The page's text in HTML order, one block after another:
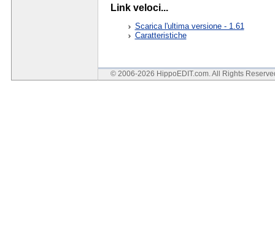
Link veloci...
Scarica l'ultima versione - 1.61
Caratteristiche
© 2006-2026 HippoEDIT.com. All Rights